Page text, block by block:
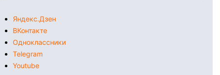
Яндекс.Дзен
ВКонтакте
Одноклассники
Telegram
Youtube